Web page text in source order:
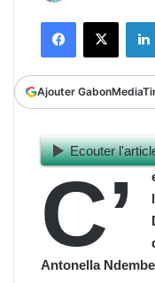
FacebookX
Ajouter
Ecouter
C’
Antonella